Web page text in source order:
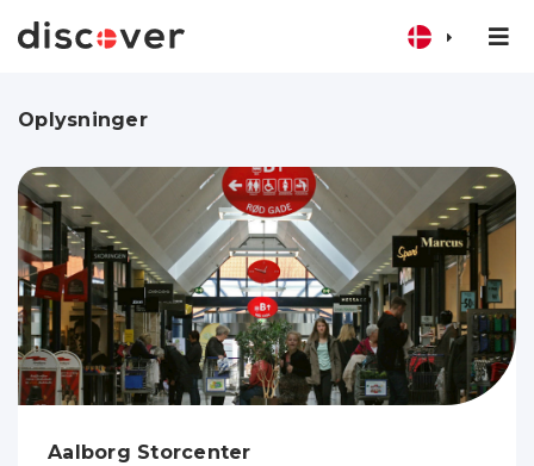
Oplysninger
Aalborg Storcenter